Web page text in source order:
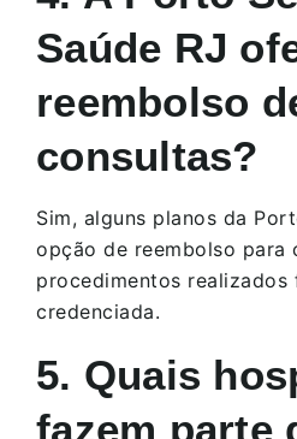
Saúde RJ
reembolso
consultas?
Sim, alguns planos da
opção de reembolso para
procedimentos realizados
credenciada.
5. Quais
fazem parte